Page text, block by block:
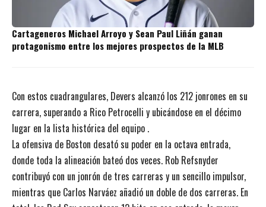
Cartageneros Michael Arroyo y Sean Paul Liñán ganan
protagonismo entre los mejores prospectos de la MLB
Con estos cuadrangulares, Devers alcanzó los 212 jonrones en su
carrera, superando a Rico Petrocelli y ubicándose en el décimo
lugar en la lista histórica del equipo .
La ofensiva de Boston desató su poder en la octava entrada,
donde toda la alineación bateó dos veces. Rob Refsnyder
contribuyó con un jonrón de tres carreras y un sencillo impulsor,
mientras que Carlos Narváez añadió un doble de dos carreras. En